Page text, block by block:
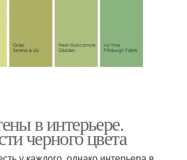
в интерьере.
черного цвета